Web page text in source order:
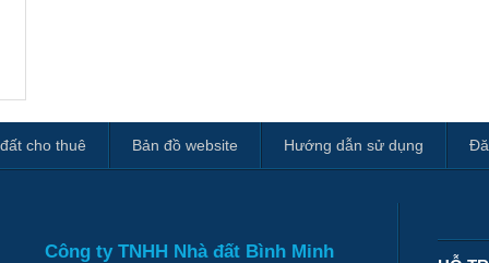
cho thuê Bản đồ website Hướng dẫn sử dụng
Công ty TNHH Nhà đất Bình Minh